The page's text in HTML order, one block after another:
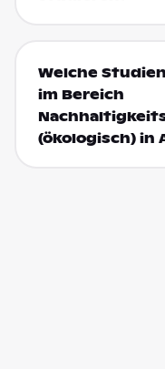
Welche
im Bereich
(ökologisch) in